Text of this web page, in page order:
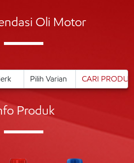
Oli Motor
Produk